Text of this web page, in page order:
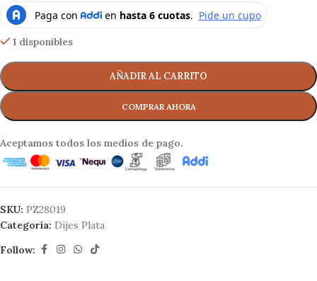
1 disponibles
AÑADIR AL CARRITO
Aceptamos todos los medios de pago.
SKU: PZ28019
Categoría: Dijes Plata
Follow: